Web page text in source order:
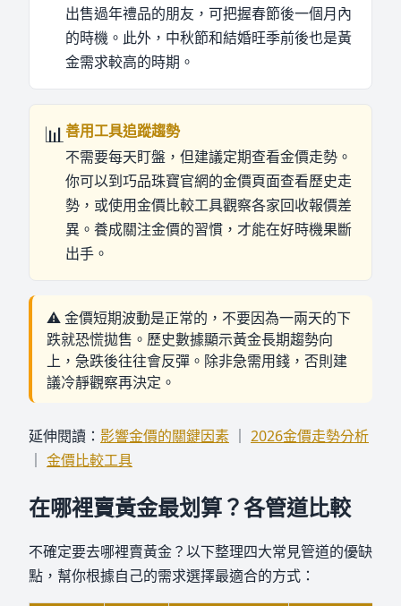
出售過年禮品的朋友，可把握春節後一個月內
的時機。此外，中秋節和結婚旺季前後也是黃
金需求較高的時期。
📊善用工具追蹤趨勢
不需要每天盯盤，但建議定期查看金價走勢。
你可以到巧品珠寶官網的金價頁面查看歷史走
勢，或使用金價比較工具觀察各家回收報價差
異。養成關注金價的習慣，才能在好時機果斷
出手。
⚠️ 金價短期波動是正常的，不要因為一兩天的下
跌就恐慌拋售。歷史數據顯示黃金長期趨勢向
上，急跌後往往會反彈。除非急需用錢，否則建
議冷靜觀察再決定。
延伸閱讀： 影響金價的關鍵因素
2026金價走勢分析
金價比較工具
在哪裡賣黃金最划算？各管道比較
不確定要去哪裡賣黃金？以下整理四大常見管道的優缺
點，幫你根據自己的需求選擇最適合的方式：